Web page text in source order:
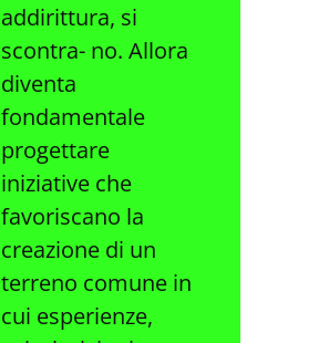
addirittura, si
scontra- no. Allora
diventa
fondamentale
progettare
iniziative che
favoriscano la
creazione di un
terreno comune in
cui esperienze,